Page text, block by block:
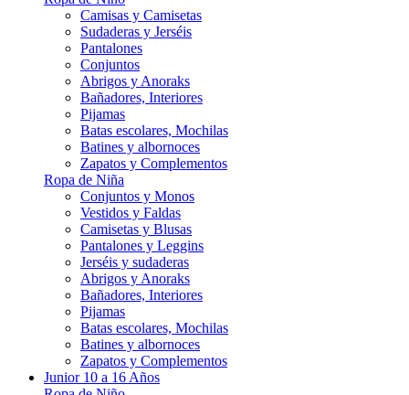
Camisas y Camisetas
Sudaderas y Jerséis
Pantalones
Conjuntos
Abrigos y Anoraks
Bañadores, Interiores
Pijamas
Batas escolares, Mochilas
Batines y albornoces
Zapatos y Complementos
Ropa de Niña
Conjuntos y Monos
Vestidos y Faldas
Camisetas y Blusas
Pantalones y Leggins
Jerséis y sudaderas
Abrigos y Anoraks
Bañadores, Interiores
Pijamas
Batas escolares, Mochilas
Batines y albornoces
Zapatos y Complementos
Junior 10 a 16 Años